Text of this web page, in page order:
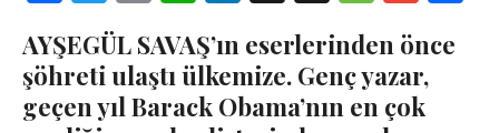
AYŞEGÜL SAVAŞ’ın eserlerinden önce
şöhreti ulaştı ülkemize. Genç yazar,
geçen yıl Barack Obama’nın en çok